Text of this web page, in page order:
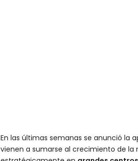
En las últimas semanas se anunció la
vienen a sumarse al crecimiento de la